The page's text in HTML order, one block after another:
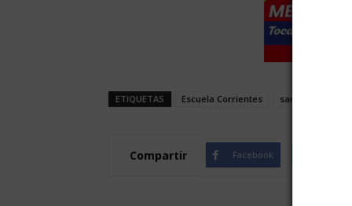
ETIQUETAS Escuela Corrientes san martín
Compartir Facebook